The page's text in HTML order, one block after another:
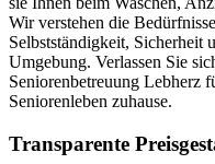
Wir verstehen die
Selbstständigkeit, Sicherheit
Umgebung. Verlassen Sie
Seniorenbetreuung Lebherz
Seniorenleben zuhause.
Transparente